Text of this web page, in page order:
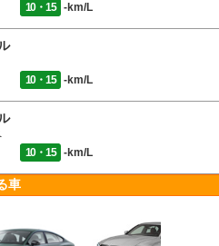
10・15 -km/L
10・15 -km/L
10・15 -km/L
車